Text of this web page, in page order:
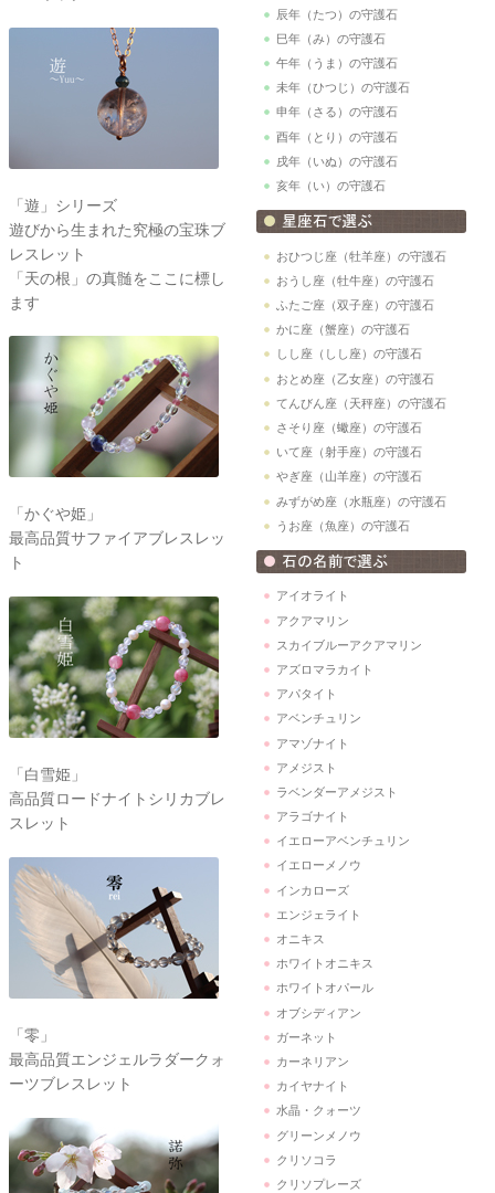
「遊」シリーズ
遊びから生まれた究極の宝珠ブ
レスレット
「天の根」の真髄をここに標し
ます
「かぐや姫」
最高品質サファイアブレスレッ
ト
「白雪姫」
高品質ロードナイトシリカブレ
スレット
「零」
最高品質エンジェルラダークォ
ーツブレスレット
辰年（たつ）の守護石
巳年（み）の守護石
午年（うま）の守護石
未年（ひつじ）の守護石
申年（さる）の守護石
酉年（とり）の守護石
戌年（いぬ）の守護石
亥年（い）の守護石
おひつじ座（牡羊座）の守護石
おうし座（牡牛座）の守護石
ふたご座（双子座）の守護石
かに座（蟹座）の守護石
しし座（しし座）の守護石
おとめ座（乙女座）の守護石
てんびん座（天秤座）の守護石
さそり座（蠍座）の守護石
いて座（射手座）の守護石
やぎ座（山羊座）の守護石
みずがめ座（水瓶座）の守護石
うお座（魚座）の守護石
アイオライト
アクアマリン
スカイブルーアクアマリン
アズロマラカイト
アパタイト
アベンチュリン
アマゾナイト
アメジスト
ラベンダーアメジスト
アラゴナイト
イエローアベンチュリン
イエローメノウ
インカローズ
エンジェライト
オニキス
ホワイトオニキス
ホワイトオパール
オブシディアン
ガーネット
カーネリアン
カイヤナイト
水晶・クォーツ
グリーンメノウ
クリソコラ
クリソプレーズ